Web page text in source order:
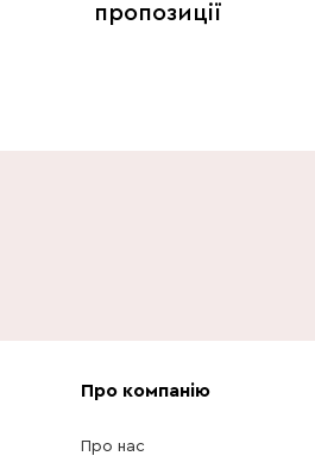
пропозиції
Про компанію
Про нас